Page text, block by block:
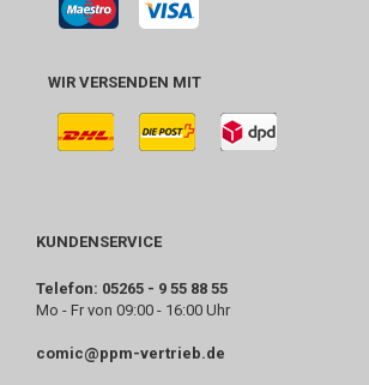
WIR VERSENDEN MIT
KUNDENSERVICE
Telefon: 05265 - 9 55 88 55
Mo - Fr von 09:00 - 16:00 Uhr
comic@ppm-vertrieb.de